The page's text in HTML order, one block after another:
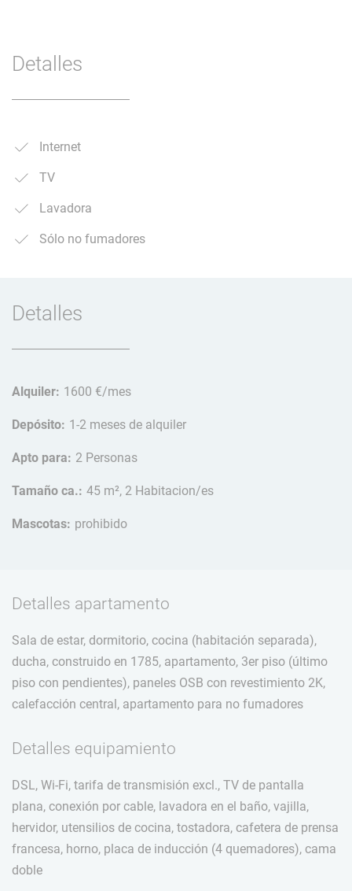
Detalles
Internet
TV
Lavadora
Sólo no fumadores
Detalles
Alquiler: 1600 €/mes
Depósito: 1-2 meses de alquiler
Apto para: 2 Personas
Tamaño ca.: 45 m², 2 Habitacion/es
Mascotas: prohibido
Detalles apartamento
Sala de estar, dormitorio, cocina (habitación separada),
ducha, construido en 1785, apartamento, 3er piso (último
piso con pendientes), paneles OSB con revestimiento 2K,
calefacción central, apartamento para no fumadores
Detalles equipamiento
DSL, Wi-Fi, tarifa de transmisión excl., TV de pantalla
plana, conexión por cable, lavadora en el baño, vajilla,
hervidor, utensilios de cocina, tostadora, cafetera de prensa
francesa, horno, placa de inducción (4 quemadores), cama
doble